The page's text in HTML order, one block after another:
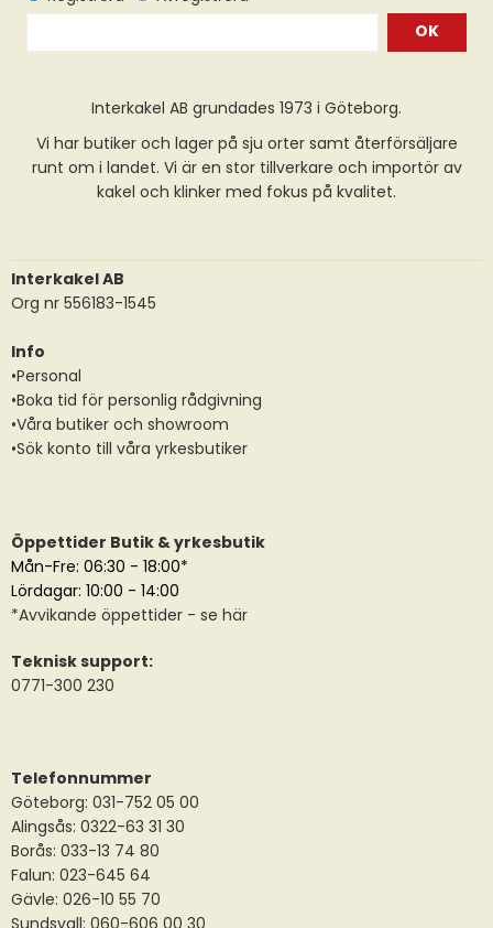
OK
Interkakel AB grundades 1973 i Göteborg.
Vi har butiker och lager på sju orter samt återförsäljare
runt om i landet. Vi är en stor tillverkare och importör av
kakel och klinker med fokus på kvalitet.
Interkakel AB
Org nr 556183-1545
Info
•Personal
•Boka tid för personlig rådgivning
•Våra butiker och showroom
•Sök konto till våra yrkesbutiker
Öppettider Butik & yrkesbutik
Mån-Fre: 06:30 - 18:00*
Lördagar: 10:00 - 14:00
*Avvikande öppettider - se här
Teknisk support:
0771-300 230
Telefonnummer
Göteborg: 031-752 05 00
Alingsås: 0322-63 31 30
Borås: 033-13 74 80
Falun: 023-645 64
Gävle: 026-10 55 70